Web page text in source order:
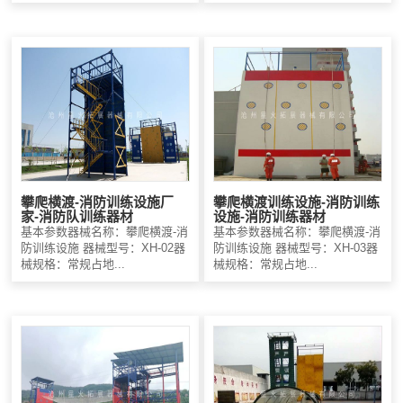
攀爬横渡-消防训练设施厂
家-消防队训练器材
基本参数器械名称：攀爬横渡-消
防训练设施 器械型号：XH-02器
械规格：常规占地...
攀爬横渡训练设施-消防训练
设施-消防训练器材
基本参数器械名称：攀爬横渡-消
防训练设施 器械型号：XH-03器
械规格：常规占地...